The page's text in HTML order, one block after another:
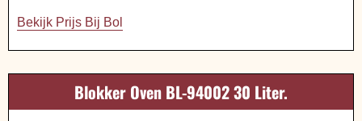
Bekijk Prijs Bij Bol
Blokker Oven BL-94002 30 Liter.